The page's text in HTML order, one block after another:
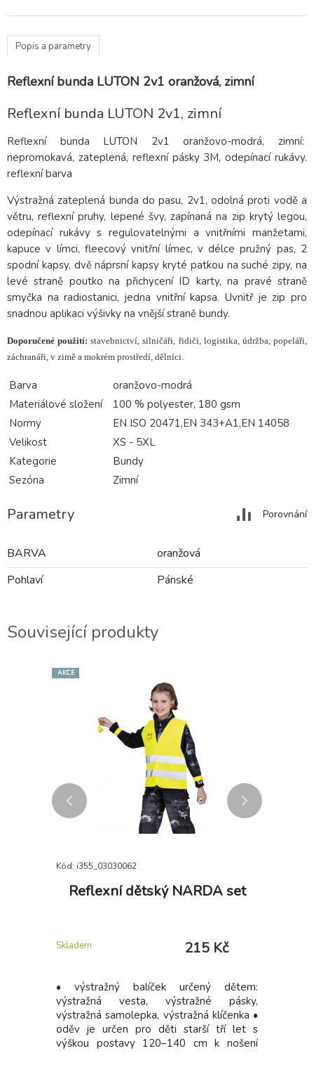
Popis a parametry
Reflexní bunda LUTON 2v1 oranžová, zimní
Reflexní bunda LUTON 2v1, zimní
Reflexní bunda LUTON 2v1 oranžovo-modrá, zimní:
nepromokavá, zateplená, reflexní pásky 3M, odepínací rukávy.
reflexní barva
Výstražná zateplená bunda do pasu, 2v1, odolná proti vodě a
větru, reflexní pruhy, lepené švy, zapínaná na zip krytý legou,
odepínací rukávy s regulovatelnými a vnitřními manžetami,
kapuce v límci, fleecový vnitřní límec, v délce pružný pas, 2
spodní kapsy, dvě náprsní kapsy kryté patkou na suché zipy, na
levé straně poutko na přichycení ID karty, na pravé straně
smyčka na radiostanici, jedna vnitřní kapsa. Uvnitř je zip pro
snadnou aplikaci výšivky na vnější straně bundy.
Doporučené použití:stavebnictví, silničáři, řidiči, logistika, údržba, popeláři,
záchranáři, v zimě a mokrém prostředí, dělníci.
Barva
oranžovo-modrá
Materiálové složení
100 % polyester, 180 gsm
Normy
EN ISO 20471,EN 343+A1,EN 14058
Velikost
XS - 5XL
Kategorie
Bundy
Sezóna
Zimní
Parametry Porovnání
BARVA
oranžová
Pohlaví
Pánské
Související produkty
AKCE
Kód: i355_03030062
Reflexní dětský NARDA set
Skladem 215 Kč
• výstražný balíček určený dětem:
výstražná vesta, výstražné pásky,
výstražná samolepka, výstražná klíčenka •
oděv je určen pro děti starší tří let s
výškou postavy 120–140 cm k nošení
přes svrchní oblečení pro vizuální